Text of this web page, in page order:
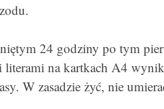
24 godziny po tym
na kartkach A4
W zasadzie żyć, nie